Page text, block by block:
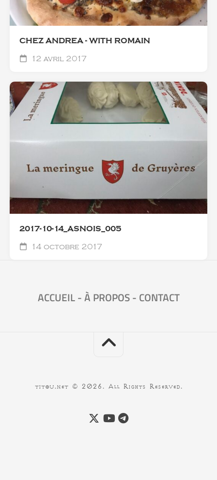
CHEZ ANDREA - WITH ROMAIN
12 avril 2017
2017-10-14_ASNOIS_005
14 octobre 2017
ACCUEIL-À PROPOS- CONTACT
titou.net © 2026. All Rights Reserved.